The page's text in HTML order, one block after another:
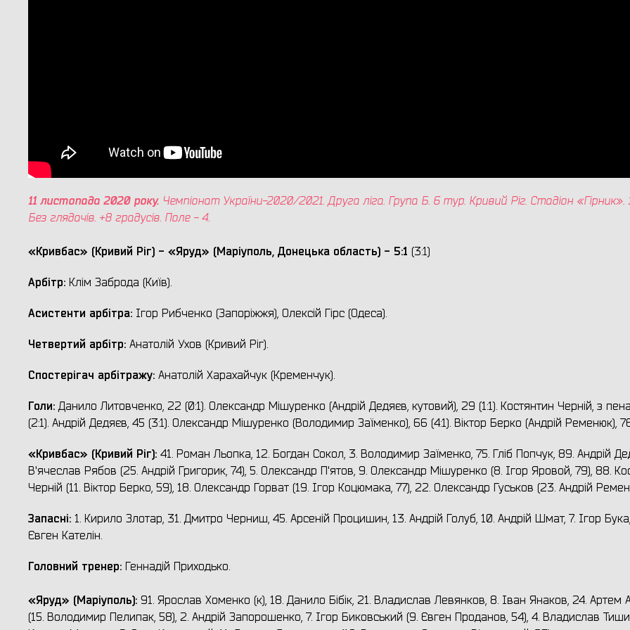
11 листопада 2020 року. Чемпіонат України-2020/2021. Друга ліга. Група Б. 6 тур. Кривий Ріг. Стадіон «Гірник».
Без глядачів. +8 градусів. Поле - 4.
«Кривбас» (Кривий Ріг) - «Яруд» (Маріуполь, Донецька область) - 5:1 (3:1)
Арбітр: Клім Заброда (Київ).
Асистенти арбітра: Ігор Рибченко (Запоріжжя), Олексій Гірс (Одеса).
Четвертий арбітр: Анатолій Ухов (Кривий Ріг).
Спостерігач арбітражу: Анатолій Харахайчук (Кременчук).
Голи: Данило Литовченко, 22 (0:1). Олександр Мішуренко (Андрій Дедяєв, кутовий), 29 (1:1). Костянтин Черній, з
(2:1). Андрій Дедяєв, 45 (3:1). Олександр Мішуренко (Володимир Заїменко), 66 (4:1). Віктор Берко (Андрій Ременюк),
«Кривбас» (Кривий Ріг): 41. Роман Льопка, 12. Богдан Сокол, 3. Володимир Заїменко, 75. Гліб Попчук, 89. Андрій
В'ячеслав Рябов (25. Андрій Григорик, 74), 5. Олександр П'ятов, 9. Олександр Мішуренко (8. Ігор Яровой, 79), 88.
Черній (11. Віктор Берко, 59), 18. Олександр Горват (19. Ігор Коцюмака, 77), 22. Олександр Гуськов (23. Андрій
Запасні: 1. Кирило Злотар, 31. Дмитро Черниш, 45. Арсеній Процишин, 13. Андрій Голуб, 10. Андрій Шмат, 7. Ігор
Євген Кателін.
Головний тренер: Геннадій Приходько.
«Яруд» (Маріуполь): 91. Ярослав Хоменко (к), 18. Данило Бібік, 21. Владислав Левянков, 8. Іван Янаков, 24. Артем
(15. Володимир Пелипак, 58), 2. Андрій Запорошенко, 7. Ігор Биковський (9. Євген Проданов, 54), 4. Владислав